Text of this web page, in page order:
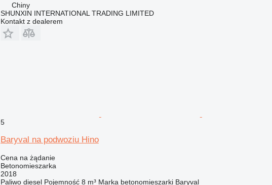
Chiny
SHUNXIN INTERNATIONAL TRADING LIMITED
Kontakt z dealerem
5
Baryval na podwoziu Hino
Cena na żądanie
Betonomieszarka
2018
Paliwo diesel Pojemność 8 m³ Marka betonomieszarki Baryval